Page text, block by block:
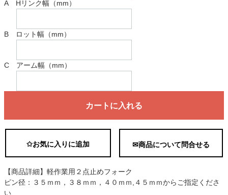
A Hリンク幅（mm）
B ロット幅（mm）
C アーム幅（mm）
カートに入れる
✩お気に入りに追加 ✉商品について問合せる
【商品詳細】軽作業用２点止めフォーク
ピン径：３５ｍｍ，３８ｍｍ，４０ｍｍ,４５ｍｍからご指定くださ
い